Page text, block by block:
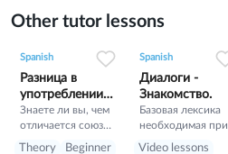
Other tutor lessons
Spanish
Разница в
употреблении
Mas и Más
Знаете ли вы, чем
отличается союз
«mas» от наречия
Theory
Beginner
Spanish
Диалоги -
Знакомство.
Базовая лексика
необходимая при
знакомстве.
Video lessons